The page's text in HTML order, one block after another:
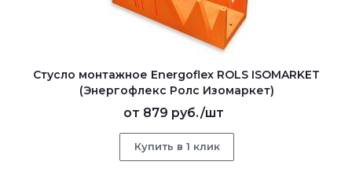
Стусло монтажное Energoflex ROLS ISOMARKET
(Энергофлекс Ролс Изомаркет)
от 879 руб./шт
Купить в 1 клик